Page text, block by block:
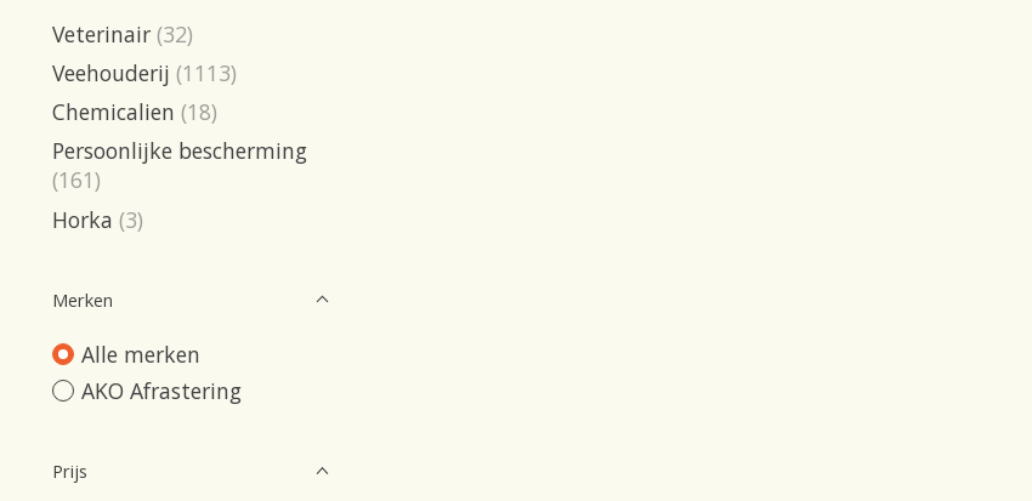
Veterinair (32)
Veehouderij (1113)
Chemicalien (18)
Persoonlijke bescherming
(161)
Horka (3)
Merken
Alle merken
AKO Afrastering
Prijs